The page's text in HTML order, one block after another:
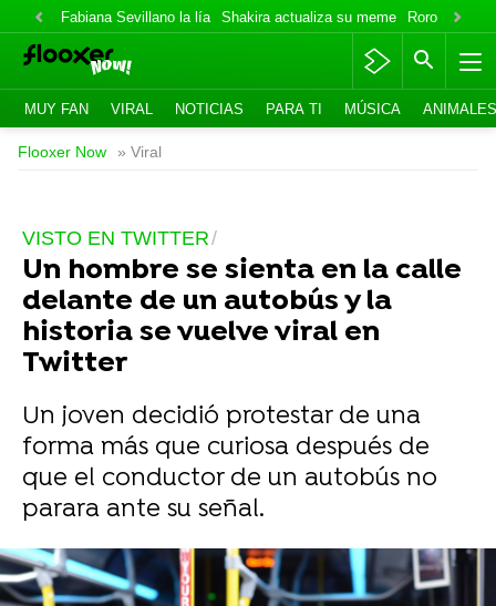
Fabiana Sevillano la lía Shakira actualiza su meme Roro lo niega
MUY FAN VIRAL NOTICIAS PARA TI MÚSICA ANIMALES
Flooxer Now » Viral
VISTO EN TWITTER
Un hombre se sienta en la calle
delante de un autobús y la
historia se vuelve viral en
Twitter
Un joven decidió protestar de una
forma más que curiosa después de
que el conductor de un autobús no
parara ante su señal.